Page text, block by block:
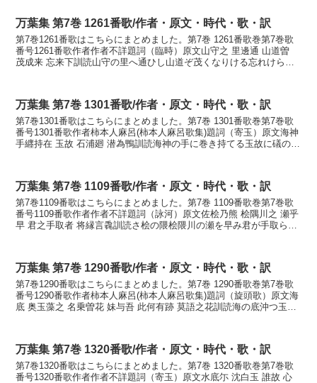
万葉集 第7巻 1261番歌/作者・原文・時代・歌・訳
第7巻1261番歌はこちらにまとめました。第7巻 1261番歌巻第7巻歌
番号1261番歌作者作者不詳題詞（臨時）原文山守之 里邊通 山道曽
茂成来 忘来下訓読山守の里へ通ひし山道ぞ茂くなりける忘れけらし
万葉集 第7巻 1301番歌/作者・原文・時代・歌・訳
第7巻1301番歌はこちらにまとめました。第7巻 1301番歌巻第7巻歌
番号1301番歌作者柿本人麻呂(柿本人麻呂歌集)題詞（寄玉）原文海神
手纒持在 玉故 石浦廻 潜為鴨訓読海神の手に巻き持てる玉故に礒の浦
万葉集 第7巻 1109番歌/作者・原文・時代・歌・訳
第7巻1109番歌はこちらにまとめました。第7巻 1109番歌巻第7巻歌
番号1109番歌作者作者不詳題詞（詠河）原文佐桧乃熊 桧隅川之 瀬乎
早 君之手取者 将縁言毳訓読さ桧の隈桧隈川の瀬を早み君が手取らば
万葉集 第7巻 1290番歌/作者・原文・時代・歌・訳
第7巻1290番歌はこちらにまとめました。第7巻 1290番歌巻第7巻歌
番号1290番歌作者柿本人麻呂(柿本人麻呂歌集)題詞（旋頭歌）原文海
底 奥玉藻之 名乗曽花 妹与吾 此何有跡 莫語之花訓読海の底沖つ玉藻
万葉集 第7巻 1320番歌/作者・原文・時代・歌・訳
第7巻1320番歌はこちらにまとめました。第7巻 1320番歌巻第7巻歌
番号1320番歌作者作者不詳題詞（寄玉）原文水底尓 沈白玉 誰故 心